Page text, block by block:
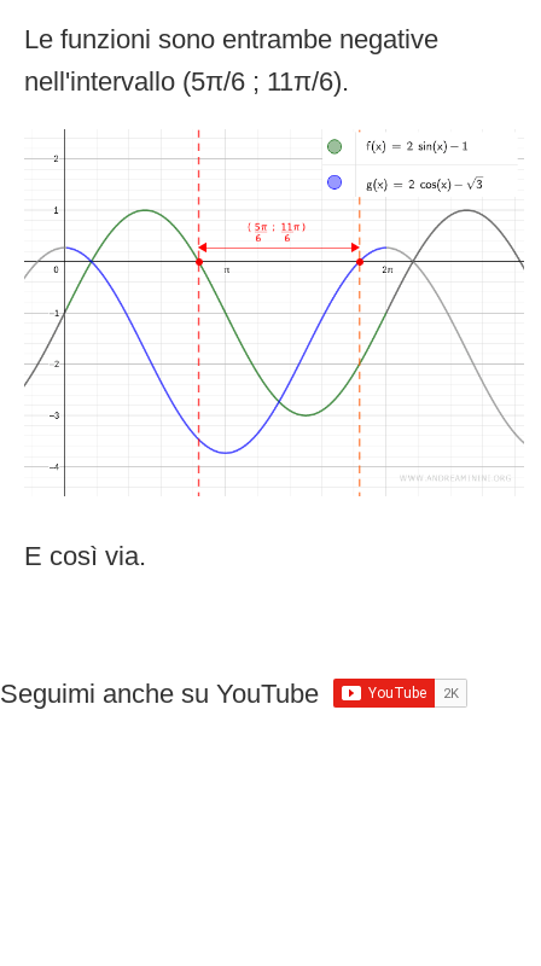
Le funzioni sono entrambe negative
nell'intervallo (5π/6 ; 11π/6).
E così via.
Seguimi anche su YouTube